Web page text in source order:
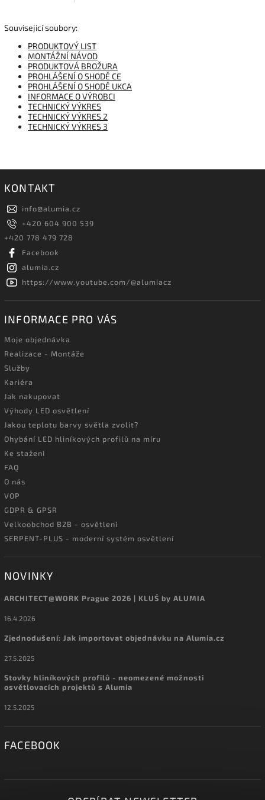
Souvisejicí soubory:
PRODUKTOVÝ LIST
MONTÁŽNÍ NÁVOD
PRODUKTOVÁ BROŽURA
PROHLÁŠENÍ O SHODĚ CE
PROHLÁŠENÍ O SHODĚ UKCA
INFORMACE O VÝROBCI
TECHNICKÝ VÝKRES
TECHNICKÝ VÝKRES 2
TECHNICKÝ VÝKRES 3
KONTAKT
info@alumia.cz
+420 604 900 539
+420 778 479 728
Facebook
alumia.cz
https://www.youtube.com/@alumiacz
INFORMACE PRO VÁS
Moje objednávka
Realizace - Montáže
Služby
Kariéra
Jak nakupovat
Výhody LED osvětlení
Jakou teplotu barvy světla zvolit?
Ohybání LED hliníkových profilů na míru
Ke stažení
FAQ
O nás
VOP
GDPR & GPSR
Velkoobchod B2B - osvětlení
SERPENT-PLUS - moderní systém osvětlení
NOVINKY
ARCHITECT@WORK Prague 2026 | KLUŚ by ALUMIA
16.4.2026
Zjednodušení: Jak importovat objednávku na Alumia.cz
27.5.2025
Stovky hliníkových profilů - neomezené možnosti
osvětlovacích projektů s Alumia
12.5.2025
FACEBOOK